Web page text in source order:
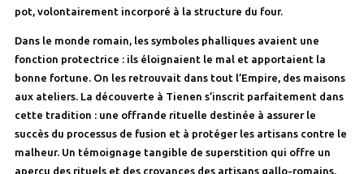
pot, volontairement incorporé à la structure du four.
Dans le monde romain, les symboles phalliques avaient une
fonction protectrice : ils éloignaient le mal et apportaient la
bonne fortune. On les retrouvait dans tout l’Empire, des maisons
aux ateliers. La découverte à Tienen s’inscrit parfaitement dans
cette tradition : une offrande rituelle destinée à assurer le
succès du processus de fusion et à protéger les artisans contre le
malheur. Un témoignage tangible de superstition qui offre un
aperçu des rituels et des croyances des artisans gallo-romains.